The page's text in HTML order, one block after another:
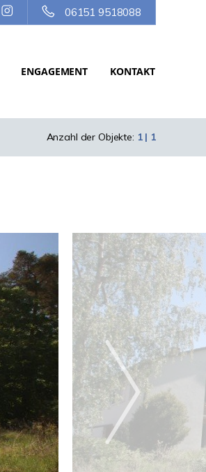
06151 9518088
ENGAGEMENT KONTAKT
Anzahl der Objekte: 1 | 1